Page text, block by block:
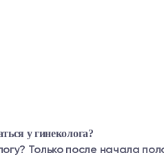
у гинеколога?
Только после начала